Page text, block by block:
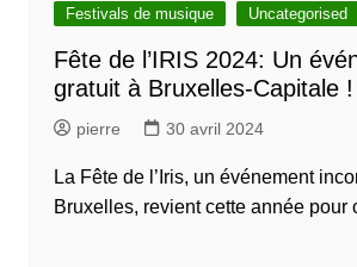
Festivals de musique
Uncategorised
Fête de l’IRIS 2024: Un
gratuit à Bruxelles-Capitale !
pierre 30 avril 2024
La Fête de l’Iris, un événement
Bruxelles, revient cette année pour